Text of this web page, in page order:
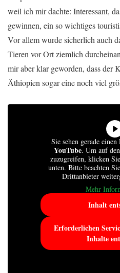
weil ich mir dachte: Interessant,
gewinnen, ein so wichtiges
Vor allem wurde sicherlich auch
Tieren vor Ort ziemlich
mir aber klar geworden, dass der
Äthiopien sogar eine noch viel
Sie sehen gerade
YouTube. Um auf
zuzugreifen, klicken
unten. Bitte beachten
Drittanbieter
Mehr
Inhalt
Erforderlichen
Inhalte